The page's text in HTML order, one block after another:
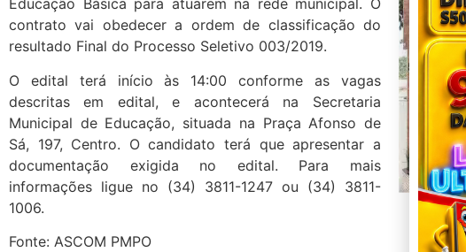
Educação Básica para atuarem na rede municipal. O
contrato vai obedecer a ordem de classificação do
resultado Final do Processo Seletivo 003/2019.
O edital terá início às 14:00 conforme as vagas
descritas em edital, e acontecerá na Secretaria
Municipal de Educação, situada na Praça Afonso de
Sá, 197, Centro. O candidato terá que apresentar a
documentação exigida no edital. Para mais
informações ligue no (34) 3811-1247 ou (34) 3811-
1006.
Fonte: ASCOM PMPO